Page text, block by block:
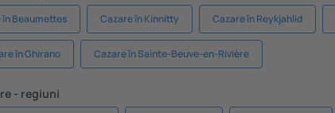
în Beaumettes Cazare în Kinnitty Cazare în Reykjahlid
în Ghirano Cazare în Sainte-Beuve-en-Rivière
- regiuni